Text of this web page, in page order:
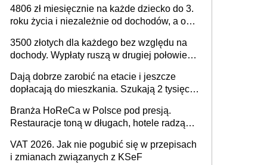
programu rządowego
4806 zł miesięcznie na każde dziecko do 3.
roku życia i niezależnie od dochodów, a od
ma odwrócić trend spadku liczby urodzeń w
Polsce
3500 złotych dla każdego bez względu na
dochody. Wypłaty ruszą w drugiej połowie
Dają dobrze zarobić na etacie i jeszcze
dopłacają do mieszkania. Szukają 2 tysięcy
Branża HoReCa w Polsce pod presją.
Restauracje toną w długach, hotele radzą
VAT 2026. Jak nie pogubić się w przepisach
i zmianach związanych z KSeF